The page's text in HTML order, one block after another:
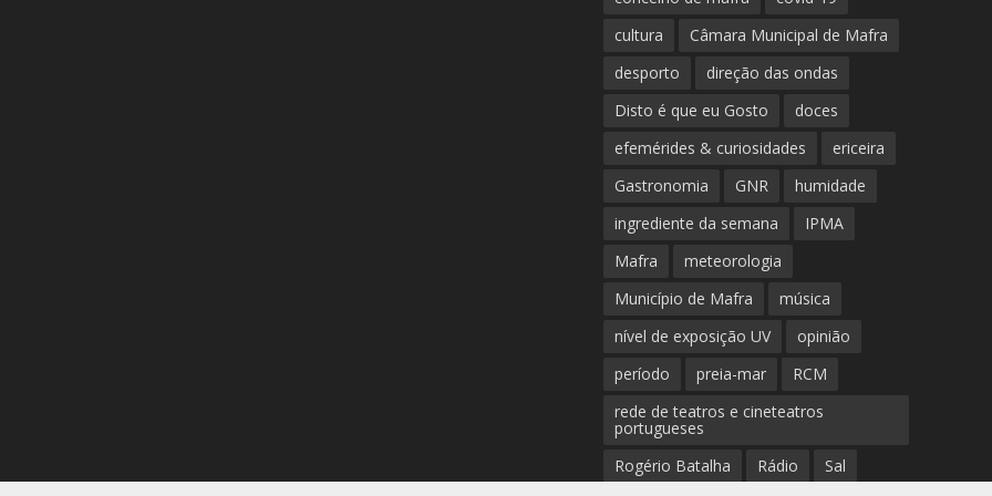
cultura
Câmara Municipal de Mafra
desporto
direção das ondas
Disto é que eu Gosto
doces
efemérides & curiosidades
ericeira
Gastronomia
GNR
humidade
ingrediente da semana
IPMA
Mafra
meteorologia
Município de Mafra
música
nível de exposição UV
opinião
período
preia-mar
RCM
rede de teatros e cineteatros
portugueses
Rogério Batalha
Rádio
Sal